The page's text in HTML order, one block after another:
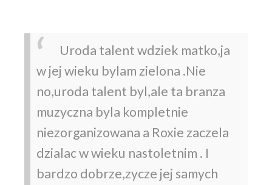
Uroda talent wdziek matko,ja
w jej wieku bylam zielona .Nie
no,uroda talent byl,ale ta branza
muzyczna byla kompletnie
niezorganizowana a Roxie zaczela
dzialac w wieku nastoletnim . I
bardzo dobrze,zycze jej samych